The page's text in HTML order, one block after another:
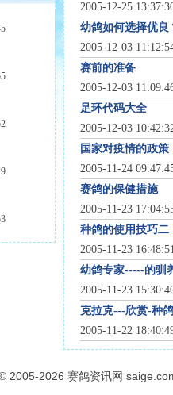
2005-12-25
幼鸽如何选择优良
2005-12-03
赛前的准备
2005-12-03
足环代码大全
2005-12-03
国家对疫情的政策
2005-11-24
赛鸽的保健措施
2005-11-23
种鸽的使用技巧二
2005-11-23
幼鸽专家-----的驯
2005-11-23
克拉克---欣赏-种鸽
2005-11-22
2005-2026 赛鸽资讯网